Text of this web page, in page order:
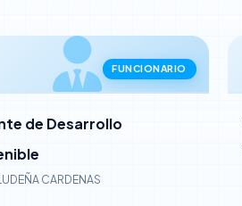
FUNCIONARIO
de Desarrollo
CARDENAS